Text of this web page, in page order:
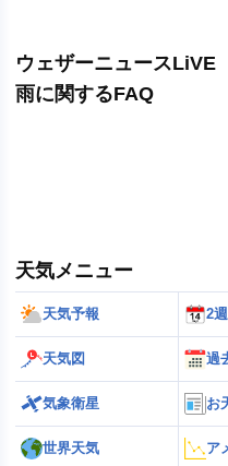
ウェザーニュースLiVE
雨に関するFAQ
天気メニュー
天気予報 2
天気図 過
気象衛星 お
世界天気 ア